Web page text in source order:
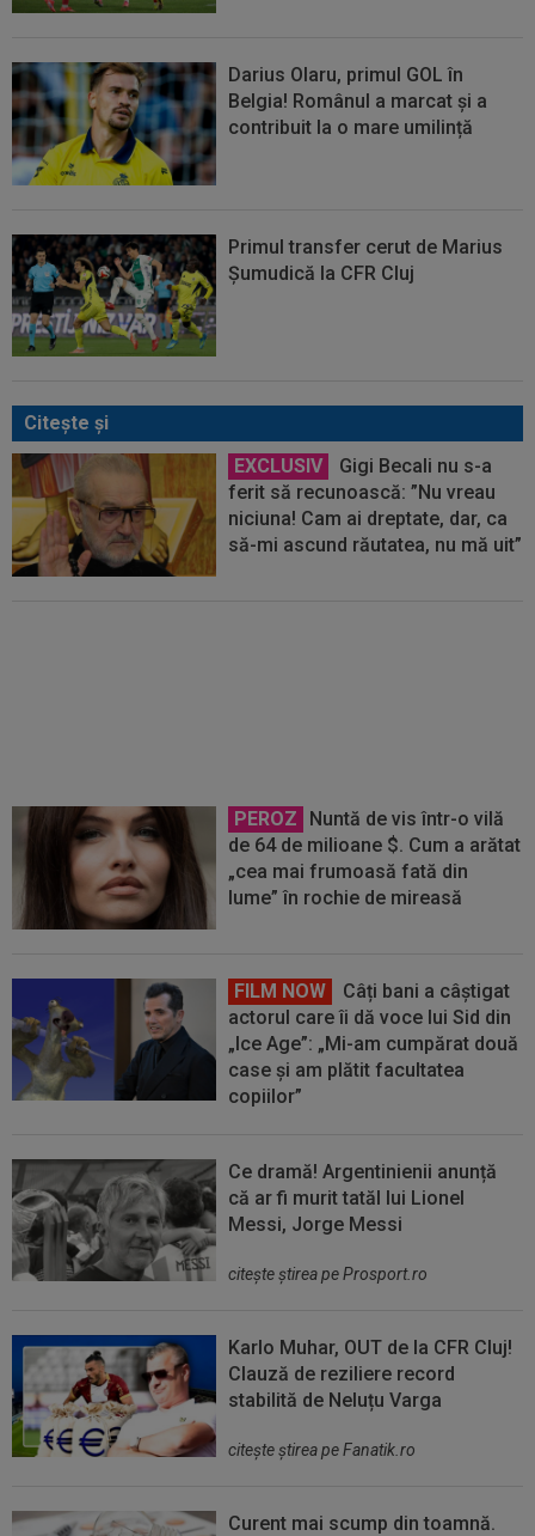
Darius Olaru, primul GOL în
Belgia! Românul a marcat și a
contribuit la o mare umilință
Primul transfer cerut de Marius
Șumudică la CFR Cluj
Citeşte şi
EXCLUSIV
Gigi Becali nu s-a
ferit să recunoască: ”Nu vreau
niciuna! Cam ai dreptate, dar, ca
să-mi ascund răutatea, nu mă uit”
PEROZ
Nuntă de vis într-o vilă
de 64 de milioane $. Cum a arătat
„cea mai frumoasă fată din
lume” în rochie de mireasă
FILM NOW
Câți bani a câștigat
actorul care îi dă voce lui Sid din
„Ice Age”: „Mi-am cumpărat două
case și am plătit facultatea
copiilor”
Ce dramă! Argentinienii anunță
că ar fi murit tatăl lui Lionel
Messi, Jorge Messi
citeşte ştirea pe Prosport.ro
Karlo Muhar, OUT de la CFR Cluj!
Clauză de reziliere record
stabilită de Neluțu Varga
citeşte ştirea pe Fanatik.ro
Curent mai scump din toamnă.